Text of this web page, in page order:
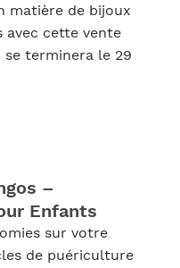
matière de bijoux
avec cette vente
se terminera le 29
–
Enfants
sur votre
de puériculture